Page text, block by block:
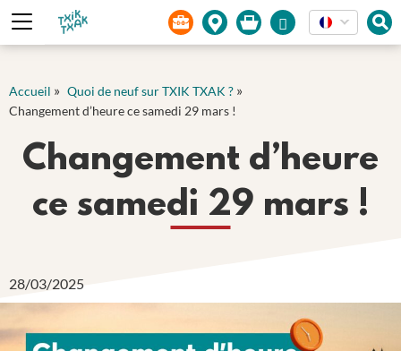
Panneau de gestion des cookies
Accueil » Quoi de neuf sur TXIK TXAK ? »
Changement d’heure ce samedi 29 mars !
Changement d’heure
ce samedi 29 mars !
28/03/2025